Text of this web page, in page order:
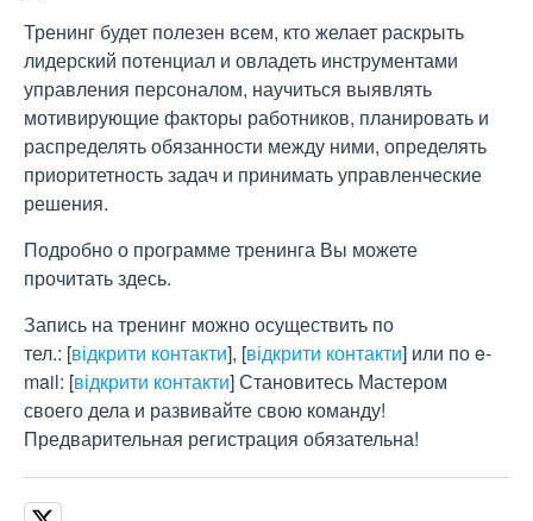
Тренинг будет полезен всем, кто желает раскрыть
лидерский потенциал и овладеть инструментами
управления персоналом, научиться выявлять
мотивирующие факторы работников, планировать и
распределять обязанности между ними, определять
приоритетность задач и принимать управленческие
решения.
Подробно о программе тренинга Вы можете
прочитать здесь.
Запись на тренинг можно осуществить по
тел.: [відкрити контакти], [відкрити контакти] или по e-
mail: [відкрити контакти]Становитесь Мастером
своего дела и развивайте свою команду!
Предварительная регистрация обязательна!